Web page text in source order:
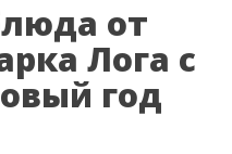
от
Лога с
год